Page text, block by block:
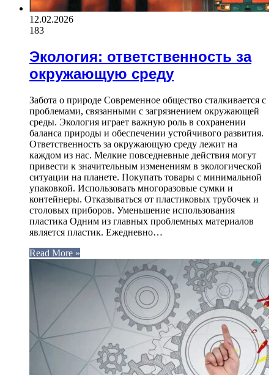
12.02.2026
183
Экология: ответственность за
окружающую среду
Забота о природе Современное общество сталкивается с
проблемами, связанными с загрязнением окружающей
среды. Экология играет важную роль в сохранении
баланса природы и обеспечении устойчивого развития.
Ответственность за окружающую среду лежит на
каждом из нас. Мелкие повседневные действия могут
привести к значительным изменениям в экологической
ситуации на планете. Покупать товары с минимальной
упаковкой. Использовать многоразовые сумки и
контейнеры. Отказываться от пластиковых трубочек и
столовых приборов. Уменьшение использования
пластика Одним из главных проблемных материалов
является пластик. Ежедневно…
Read More »